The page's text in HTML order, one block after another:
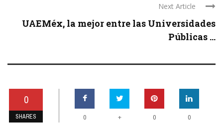
Next Article
UAEMéx, la mejor entre las Universidades
Públicas ...
0
SHARES 0 + 0 0